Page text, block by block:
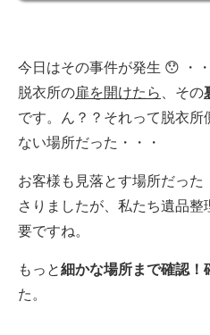
今日はその事件が発生 😯 ・
脱衣所の扉を開けたら 、その
です。ん？？それって脱衣所
ない場所だった・・・
お客様も見落とす場所だっ
さりましたが、私たち遺品
要ですね。
もっと細かな場所まで確認！
た。